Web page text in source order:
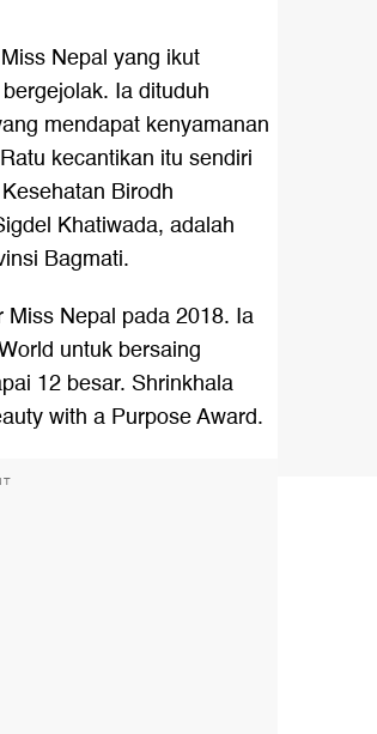
Nepal yang ikut
Ia dituduh
mendapat kenyamanan
kecantikan itu sendiri
Birodh
Khatiwada, adalah
Bagmati.
Nepal pada 2018. Ia
untuk bersaing
12 besar. Shrinkhala
with a Purpose Award.